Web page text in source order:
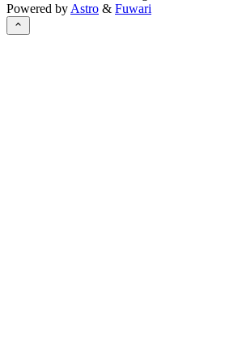
Powered by Astro & Fuwari